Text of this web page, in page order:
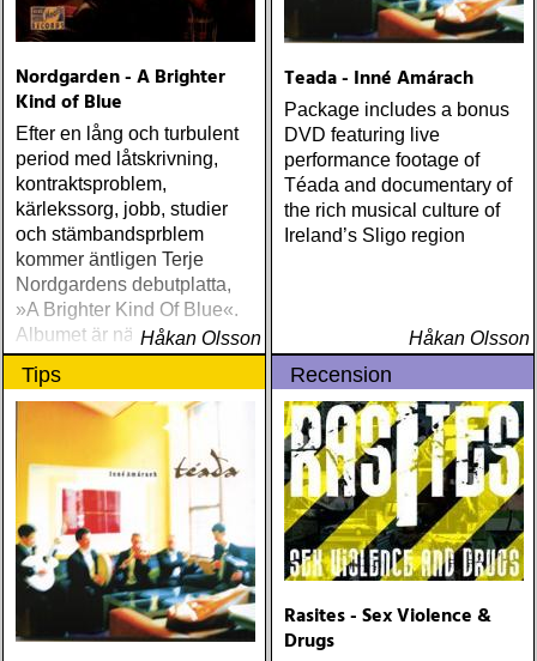
Nordgarden - A Brighter
Kind of Blue
Efter en lång och turbulent
period med låtskrivning,
kontraktsproblem,
kärlekssorg, jobb, studier
och stämbandsprblem
kommer äntligen Terje
Nordgardens debutplatta,
»A Brighter Kind Of Blue«.
Albumet är nära, enkelt och
ärligt och handlar om
upplevelser och historier
från en ung mans liv
Håkan Olsson
Teada - Inné Amárach
Package includes a bonus
DVD featuring live
performance footage of
Téada and documentary of
the rich musical culture of
Ireland’s Sligo region
Håkan Olsson
Tips Recension
Rasites - Sex Violence &
Drugs